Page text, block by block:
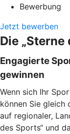
Bewerbung
Jetzt bewerben
Die
Engagierte
gewinnen
Wenn sich Ihr
können Sie gleich
auf regionaler,
des Sports“ und